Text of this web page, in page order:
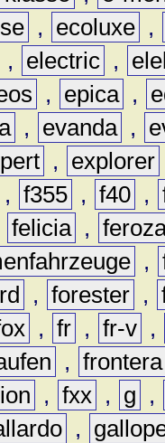
, ecoluxe ,
, electric ,
, epica ,
, evanda ,
, explorer
, f355 , f40 ,
felicia ,
,
, forester ,
, fr , fr-v ,
, frontera
, fxx , g
,
,